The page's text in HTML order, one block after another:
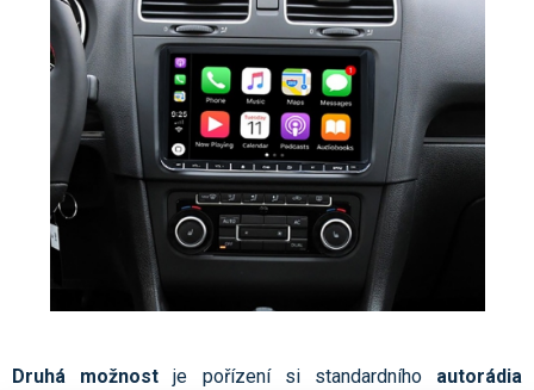
Druhá možnost je pořízení si standardního autorádia